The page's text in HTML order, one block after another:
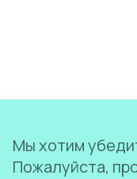
Мы хотим
Пожалуйста,